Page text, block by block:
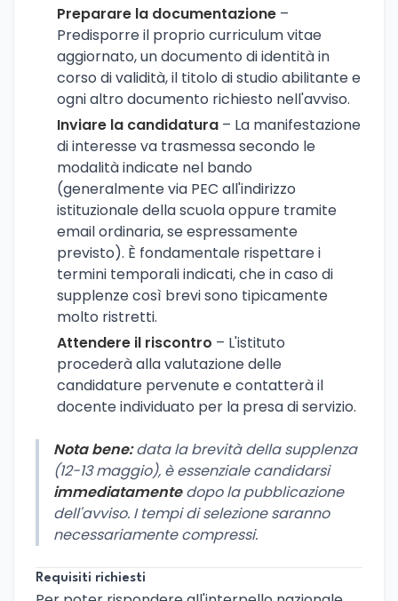
Preparare la documentazione –
Predisporre il proprio curriculum vitae
aggiornato, un documento di identità in
corso di validità, il titolo di studio abilitante e
ogni altro documento richiesto nell'avviso.
Inviare la candidatura – La manifestazione
di interesse va trasmessa secondo le
modalità indicate nel bando
(generalmente via PEC all'indirizzo
istituzionale della scuola oppure tramite
email ordinaria, se espressamente
previsto). È fondamentale rispettare i
termini temporali indicati, che in caso di
supplenze così brevi sono tipicamente
molto ristretti.
Attendere il riscontro – L'istituto
procederà alla valutazione delle
candidature pervenute e contatterà il
docente individuato per la presa di servizio.
Nota bene:data la brevità della supplenza
(12-13 maggio), è essenziale candidarsi
immediatamentedopo la pubblicazione
dell'avviso. I tempi di selezione saranno
necessariamente compressi.
Requisiti richiesti